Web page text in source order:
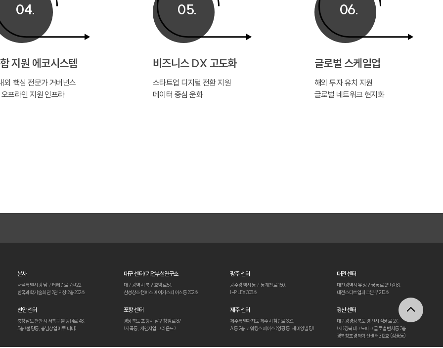
04.
지원 에코시스템
외 핵심 전문가 거버넌스
프라인 지원 인프라
05.
비즈니스 DX 고도화
스타트업 디지털 전환 지원
데이터 중심 운화
06.
글로벌 스케일업
해외 투자 유치 지원
글로벌 네트워크 현지화
본사
서울특별시 강남구 테헤란로 7길 22,
한국과학기술회관 2관지상 2층 202호
대구 센터/기업부설연구소
대구광역시 북구 호암로51,
삼성창조캠퍼스 메이커스페이스동 202호
광주 센터
광주광역시 동구 동계천로 150,
I-PLEX 308호
대전 센터
대전광역시 유성구 궁동로 2번길 81,
대전스타트업파크본부 210호
천안 센터
충청남도 천안시 서북구 불당14로 48,
5층 (불당동, 충남창업마루 나비)
포항 센터
경상북도 포항시 남구 청암로 87
(지곡동, 체인지업 그라운드)
제주 센터
제주특별자치도 제주시 첨단로 330,
A동 2층 코워킹스페이스 (양평동, 세미양빌딩)
경산 센터
대구광경상북도 경산시 삼풍로 27,
(재)경북테크노파크 글로벌벤처동 3층
경북창조경제혁신센터 312호 (삼풍동)